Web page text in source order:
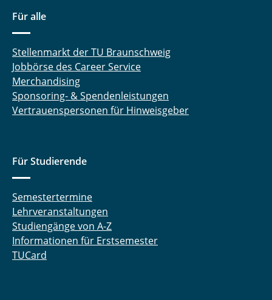
Manuel Heck, M. Sc.
Detlev Hille
Mahsa Hokmabadi, M. Sc.
Niclas Hornischer, M.Sc.
Somayeh Hosseinhashemi, M. Sc.
Dimitri Ivanov, M. Sc.
Dr.-Ing. Jutta Janßen
Für alle
Stellenmarkt der TU Braunschweig
Jobbörse des Career Service
Merchandising
Sponsoring- & Spendenleistungen
Vertrauenspersonen für Hinweisgeber
Für Studierende
Semestertermine
Lehrveranstaltungen
Studiengänge von A-Z
Informationen für Erstsemester
TUCard